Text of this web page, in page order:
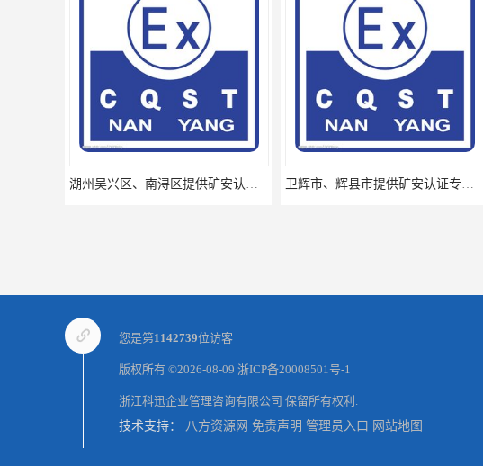
湖州吴兴区、南浔区提供矿安认证专业技术服务值得信赖的咨询专家 卫辉市、辉县市提供矿安认证专业技术服务值得信赖的咨询专家
厦门思明区、海沧区、湖里区提供矿安认证专业技术服务值得信赖的咨询专家
您是第1142739位访客
版权所有 ©2026-08-09 浙ICP备20008501号-1
浙江科迅企业管理咨询有限公司 保留所有权利.
技术支持： 八方资源网 免责声明 管理员入口 网站地图